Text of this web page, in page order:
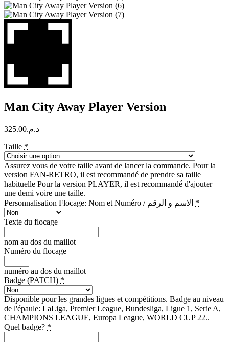
Man City Away Player Version
د.م.325.00
Taille *
Assurez vous de votre taille avant de lancer la commande. Pour la
version FAN-RETRO, il est recommandé de prendre sa taille
habituelle Pour la version PLAYER, il est recommandé d'ajouter
une demi voire une taille.
Personnalisation Flocage: Nom et Numéro / الاسم و الرقم *
Texte du flocage
nom au dos du maillot
Numéro du flocage
numéro au dos du maillot
Badge (PATCH) *
Disponible pour les grandes ligues et compétitions. Badge au niveau
de l'épaule: LaLiga, Premier League, Bundesliga, Ligue 1, Serie A,
CHAMPIONS LEAGUE, Europa League, WORLD CUP 22..
Quel badge? *